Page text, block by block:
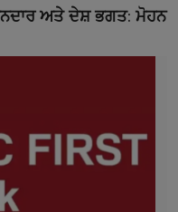
ਅਤੇ ਦੇਸ਼ ਭਗਤ: ਮੋਹਨ